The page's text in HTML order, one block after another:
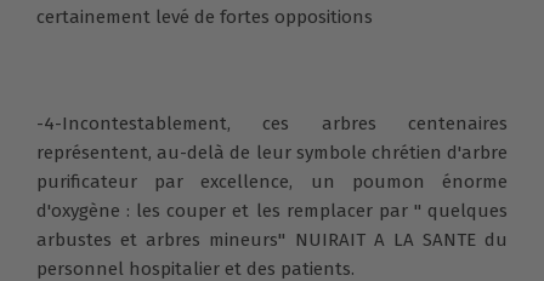
certainement levé de fortes oppositions
-4-Incontestablement, ces arbres centenaires
représentent, au-delà de leur symbole chrétien d'arbre
purificateur par excellence, un poumon énorme
d'oxygène : les couper et les remplacer par " quelques
arbustes et arbres mineurs" NUIRAIT A LA SANTE du
personnel hospitalier et des patients.